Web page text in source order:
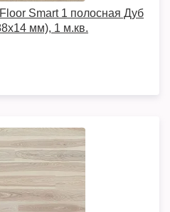
Smart 1 полосная Дуб
мм), 1 м.кв.